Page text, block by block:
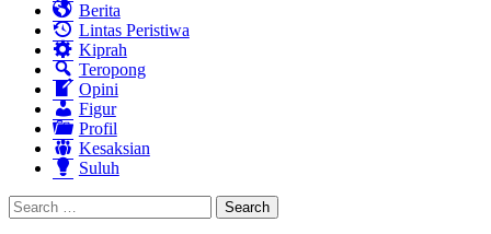
Berita
Lintas Peristiwa
Kiprah
Teropong
Opini
Figur
Profil
Kesaksian
Suluh
Search
for: